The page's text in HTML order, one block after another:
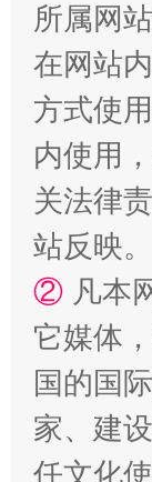
所属网
在网站
方式使
内使用
关法律
站反映。
② 凡本
它媒体
国的国
家、建
任文化